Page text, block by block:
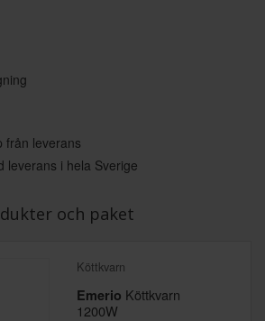
från leverans
leverans i hela Sverige
och paket
Köttkvarn
Emerio Köttkvarn
1200W